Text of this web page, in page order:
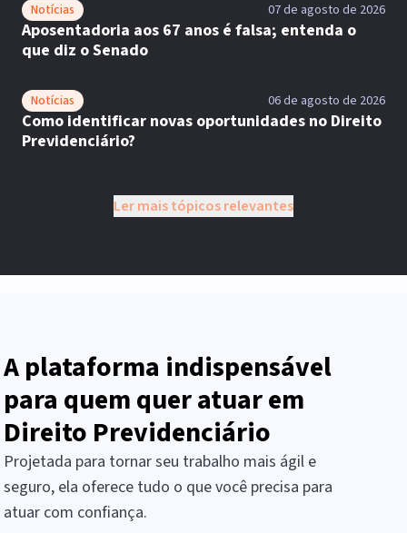
Notícias 07 de agosto de 2026
Aposentadoria aos 67 anos é falsa; entenda o
que diz o Senado
Notícias 06 de agosto de 2026
Como identificar novas oportunidades no Direito
Previdenciário?
Ler mais tópicos relevantes
A plataforma indispensável
para quem quer atuar em
Direito Previdenciário
Projetada para tornar seu trabalho mais ágil e
seguro, ela oferece tudo o que você precisa para
atuar com confiança.